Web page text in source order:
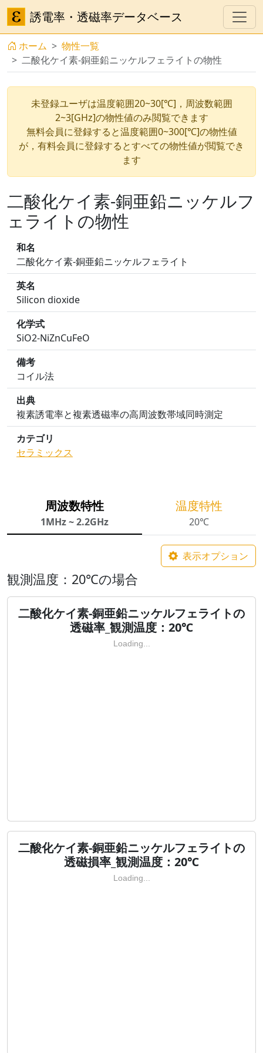
誘電率・透磁率データベース
ホーム
物性一覧
二酸化ケイ素-銅亜鉛ニッケルフェライトの物性
未登録ユーザは温度範囲20~30[℃]，周波数範囲
2~3[GHz]の物性値のみ閲覧できます
無料会員に登録すると温度範囲0~300[℃]の物性値
が，有料会員に登録するとすべての物性値が閲覧でき
ます
二酸化ケイ素-銅亜鉛ニッケルフ
ェライトの物性
和名
二酸化ケイ素-銅亜鉛ニッケルフェライト
英名
Silicon dioxide
化学式
SiO2-NiZnCuFeO
備考
コイル法
出典
複素誘電率と複素透磁率の高周波数帯域同時測定
カテゴリ
セラミックス
周波数特性
1MHz ~ 2.2GHz
温度特性
20℃
表示オプション
観測温度：20℃の場合
二酸化ケイ素-銅亜鉛ニッケルフェライトの
透磁率_観測温度：20℃
Loading...
二酸化ケイ素-銅亜鉛ニッケルフェライトの
透磁損率_観測温度：20℃
Loading...